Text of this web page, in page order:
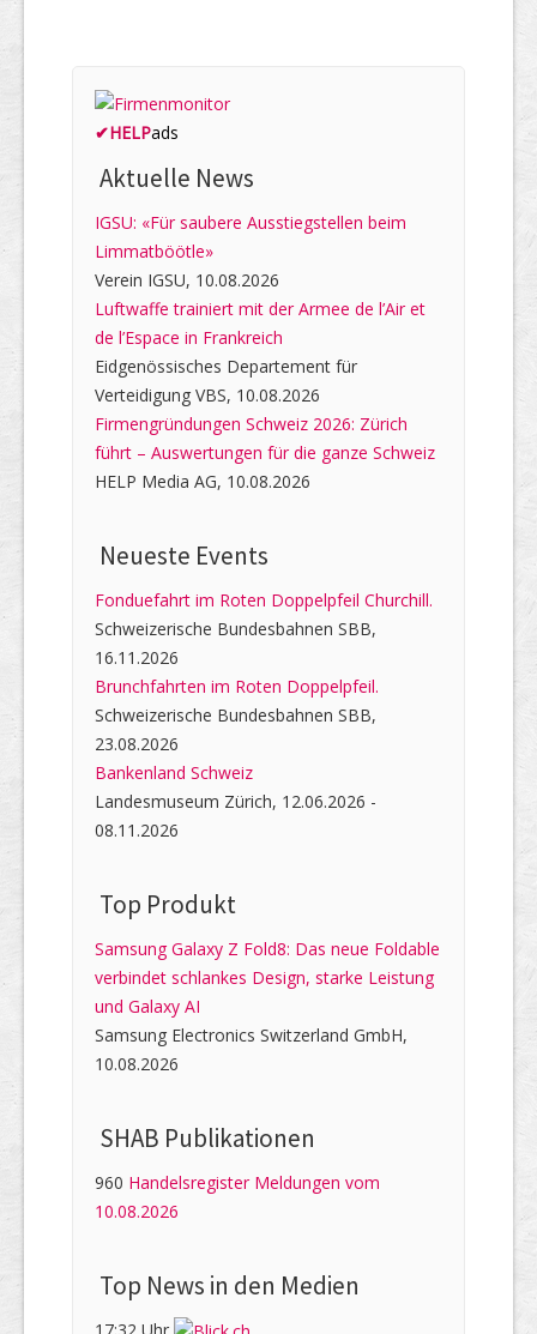
✔HELPads
Aktuelle News
IGSU: «Für saubere Ausstiegstellen beim
Limmatböötle»
Verein IGSU, 10.08.2026
Luftwaffe trainiert mit der Armee de l’Air et
de l’Espace in Frankreich
Eidgenössisches Departement für
Verteidigung VBS, 10.08.2026
Firmengründungen Schweiz 2026: Zürich
führt – Auswertungen für die ganze Schweiz
HELP Media AG, 10.08.2026
Neueste Events
Fonduefahrt im Roten Doppelpfeil Churchill.
Schweizerische Bundesbahnen SBB,
16.11.2026
Brunchfahrten im Roten Doppelpfeil.
Schweizerische Bundesbahnen SBB,
23.08.2026
Bankenland Schweiz
Landesmuseum Zürich, 12.06.2026 -
08.11.2026
Top Produkt
Samsung Galaxy Z Fold8: Das neue Foldable
verbindet schlankes Design, starke Leistung
und Galaxy AI
Samsung Electronics Switzerland GmbH,
10.08.2026
SHAB Publi­kati­onen
960 Handelsregister Meldungen vom
10.08.2026
Top News in den Medien